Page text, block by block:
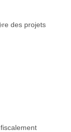
des projets